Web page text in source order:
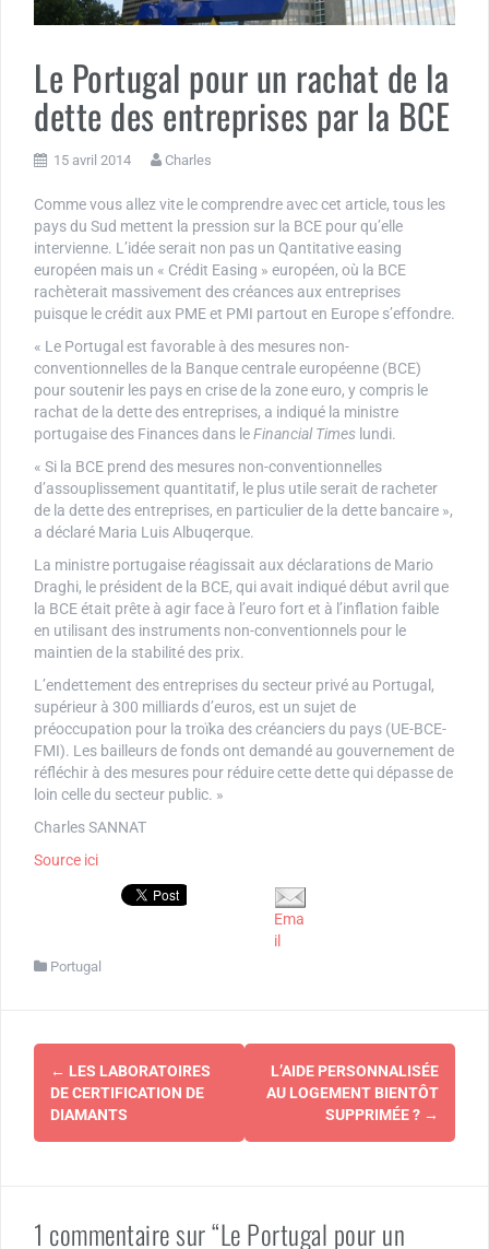
Le Portugal pour un rachat de la
dette des entreprises par la BCE
15 avril 2014 Charles
Comme vous allez vite le comprendre avec cet article, tous les
pays du Sud mettent la pression sur la BCE pour qu’elle
intervienne. L’idée serait non pas un Qantitative easing
européen mais un « Crédit Easing » européen, où la BCE
rachèterait massivement des créances aux entreprises
puisque le crédit aux PME et PMI partout en Europe s’effondre.
« Le Portugal est favorable à des mesures non-
conventionnelles de la Banque centrale européenne (BCE)
pour soutenir les pays en crise de la zone euro, y compris le
rachat de la dette des entreprises, a indiqué la ministre
portugaise des Finances dans leFinancial Times lundi.
« Si la BCE prend des mesures non-conventionnelles
d’assouplissement quantitatif, le plus utile serait de racheter
de la dette des entreprises, en particulier de la dette bancaire »,
a déclaré Maria Luis Albuqerque.
La ministre portugaise réagissait aux déclarations de Mario
Draghi, le président de la BCE, qui avait indiqué début avril que
la BCE était prête à agir face à l’euro fort et à l’inflation faible
en utilisant des instruments non-conventionnels pour le
maintien de la stabilité des prix.
L’endettement des entreprises du secteur privé au Portugal,
supérieur à 300 milliards d’euros, est un sujet de
préoccupation pour la troïka des créanciers du pays (UE-BCE-
FMI). Les bailleurs de fonds ont demandé au gouvernement de
réfléchir à des mesures pour réduire cette dette qui dépasse de
loin celle du secteur public. »
Charles SANNAT
Source ici
Ema
il
Portugal
Navigation
d'article
← LES LABORATOIRES
DE CERTIFICATION DE
DIAMANTS
L’AIDE PERSONNALISÉE
AU LOGEMENT BIENTÔT
SUPPRIMÉE ? →
1 commentaire sur “Le Portugal pour un